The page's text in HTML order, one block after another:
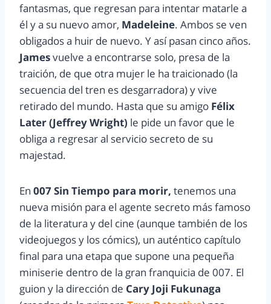
fantasmas, que regresan para intentar matarle a
él y a su nuevo amor, Madeleine. Ambos se ven
obligados a huir de nuevo. Y así pasan cinco años.
Jamesvuelve a encontrarse solo, presa de la
traición, de que otra mujer le ha traicionado (la
secuencia del tren es desgarradora) y vive
retirado del mundo. Hasta que su amigo Félix
Later (Jeffrey Wright) le pide un favor que le
obliga a regresar al servicio secreto de su
majestad.
En 007 Sin Tiempo para morir, tenemos una
nueva misión para el agente secreto más famoso
de la literatura y del cine (aunque también de los
videojuegos y los cómics), un auténtico capítulo
final para una etapa que supone una pequeña
miniserie dentro de la gran franquicia de 007. El
guion y la dirección de Cary Joji Fukunaga